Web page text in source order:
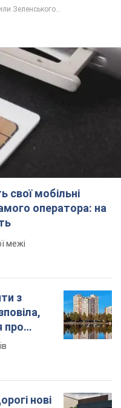
свої мобільні
оператора: на
межі
з
про
нові